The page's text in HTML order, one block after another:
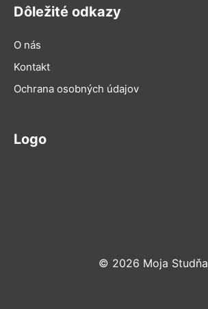
Dôležité odkazy
O nás
Kontakt
Ochrana osobných údajov
Logo
© 2026 Moja Studňa